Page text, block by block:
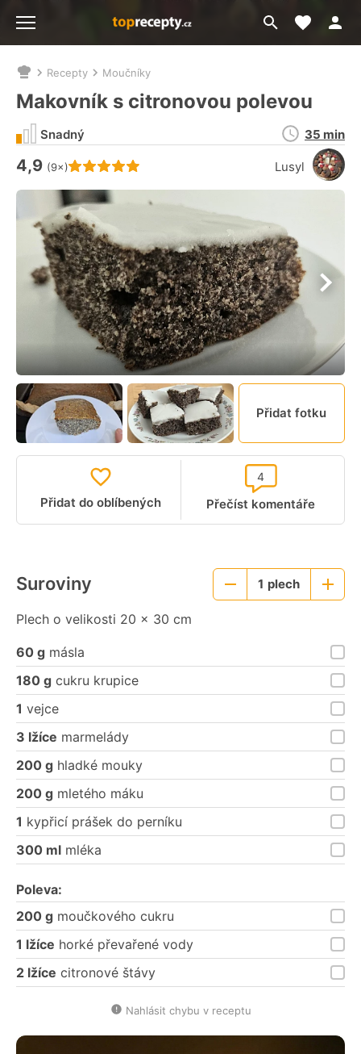
Přejít
na
Moje
Nacházíte
se
zde:
Recepty Moučníky
Makovník s citronovou polevou
Hodnocení receptu je
4,9 (9×) Lusyl
Snadný
Doba
přípravy
35 min
Přidat fotku
Přidat do oblíbených Přečíst komentáře
4
Suroviny
Plech o velikosti 20 x 30 cm
Menší
1 plech
Větší
60 g másla
180 g cukru krupice
1 vejce
3 lžíce marmelády
200 g hladké mouky
200 g mletého máku
1 kypřicí prášek do perníku
300 ml mléka
Poleva:
200 g moučkového cukru
1 lžíce horké převařené vody
2 lžíce citronové štávy
Nahlásit chybu v receptu